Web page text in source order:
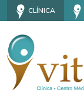
CLÍNICA